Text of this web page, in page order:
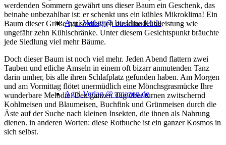
Agni Verlag @ buchhandel.de
Agni Verlag @ amazon.de
werdenden Sommern gewährt uns dieser Baum ein Geschenk, das
beinahe unbezahlbar ist: er schenkt uns ein kühles Mikroklima! Ein
Baum dieser Größe hat schließlich dieselbe Kühlleistung wie
ungefähr zehn Kühlschränke. Unter diesem Gesichtspunkt bräuchte
jede Siedlung viel mehr Bäume.
Doch dieser Baum ist noch viel mehr. Jeden Abend flattern zwei
Tauben und etliche Amseln in einem oft bizarr anmutenden Tanz
darin umher, bis alle ihren Schlafplatz gefunden haben. Am Morgen
und am Vormittag flötet unermüdlich eine Mönchsgrasmücke Ihre
wunderbare Melodie. Den ganzen Tag über turnen zwitschernd
Kohlmeisen und Blaumeisen, Buchfink und Grünmeisen durch die
Äste auf der Suche nach kleinen Insekten, die ihnen als Nahrung
dienen. in anderen Worten: diese Rotbuche ist ein ganzer Kosmos in
sich selbst.